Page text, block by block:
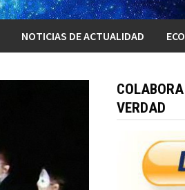
NOTICIAS DE ACTUALIDAD
VERDAD